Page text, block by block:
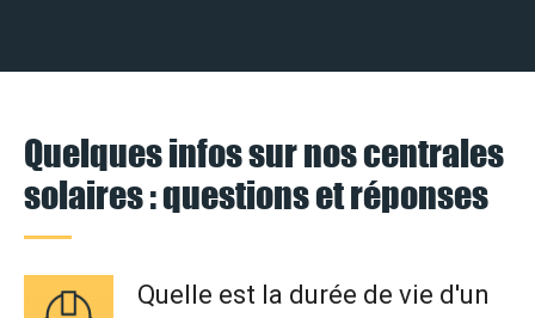
Quelques infos sur nos centrales
solaires : questions et réponses
Quelle est la durée de vie d'un